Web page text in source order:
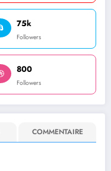
75k
Followers
800
Followers
COMMENTAIRE